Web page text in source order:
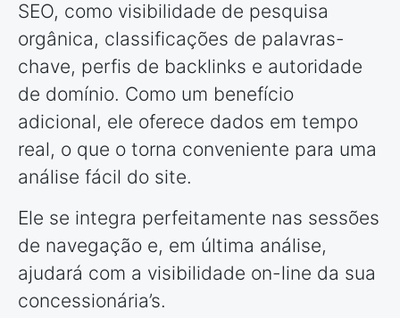
SEO, como visibilidade de pesquisa
orgânica, classificações de palavras-
chave, perfis de backlinks e autoridade
de domínio. Como um benefício
adicional, ele oferece dados em tempo
real, o que o torna conveniente para uma
análise fácil do site.
Ele se integra perfeitamente nas sessões
de navegação e, em última análise,
ajudará com a visibilidade on-line da sua
concessionária’s.